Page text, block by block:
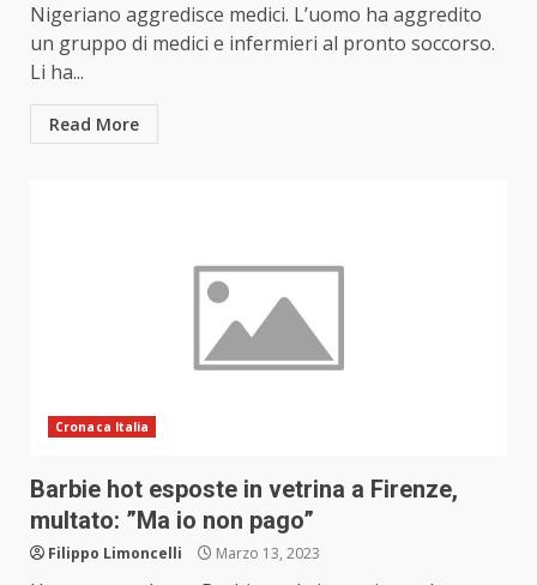
Nigeriano aggredisce medici. L’uomo ha aggredito
un gruppo di medici e infermieri al pronto soccorso.
Li ha...
Read More
Cronaca Italia
Barbie hot esposte in vetrina a Firenze,
multato: ”Ma io non pago”
Filippo Limoncelli Marzo 13, 2023